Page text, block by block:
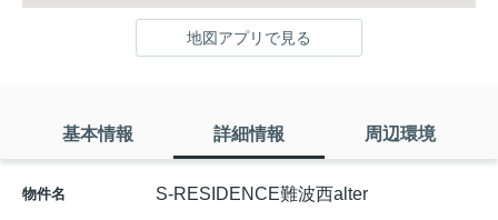
地図アプリで見る
基本情報 詳細情報 周辺環境
物件名 S-RESIDENCE難波西alter